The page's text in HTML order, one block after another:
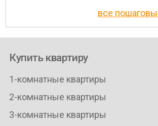
все
Купить квартиру
1-комнатные квартиры
2-комнатные квартиры
3-комнатные квартиры